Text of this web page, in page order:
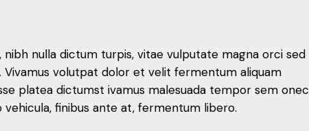
nulla dictum turpis, vitae vulputate magna orci sed
volutpat dolor et velit fermentum aliquam
platea dictumst ivamus malesuada tempor sem onec
vehicula, finibus ante at, fermentum libero.